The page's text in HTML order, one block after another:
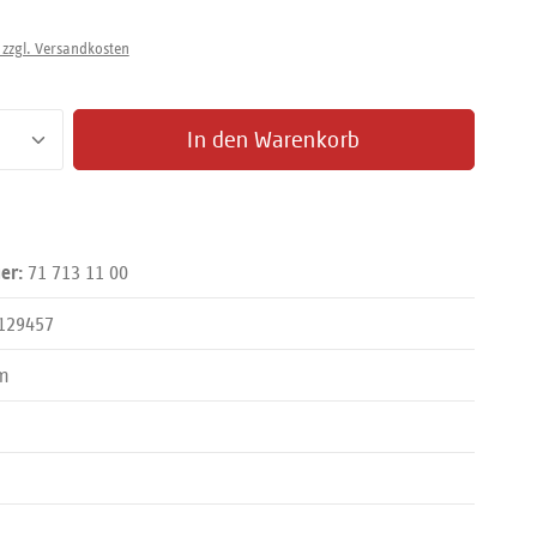
Versandkosten
Gib den gewünschten Wert ein oder
In den Warenkorb
71 713 11 00